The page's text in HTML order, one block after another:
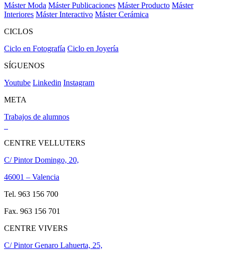
Máster Moda Máster Publicaciones Máster Producto Máster
Interiores Máster Interactivo Máster Cerámica
CICLOS
Ciclo en Fotografía Ciclo en Joyería
SÍGUENOS
Youtube Linkedin Instagram
META
Trabajos de alumnos
CENTRE VELLUTERS
C/ Pintor Domingo, 20,
46001 – Valencia
Tel. 963 156 700
Fax. 963 156 701
CENTRE VIVERS
C/ Pintor Genaro Lahuerta, 25,